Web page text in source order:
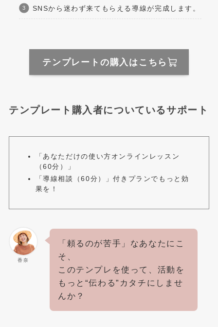
SNSから迷わず来てもらえる導線が完成します。
テンプレートの購入はこちら
テンプレート購入者についているサポート
「あなただけの使い方オンラインレッスン
（60分）」
「導線相談（60分）」付きプランでもっと効
果を！
香奈
「頼るのが苦手」なあなたにこ
そ、
このテンプレを使って、活動を
もっと“伝わる”カタチにしませ
んか？